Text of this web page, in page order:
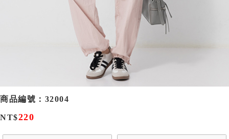
商品編號： 32004
NT$220